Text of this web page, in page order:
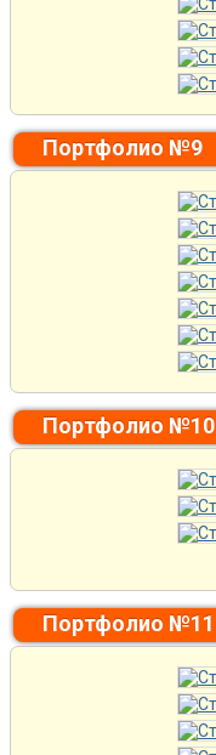
Портфолио №9
Портфолио №10
Портфолио №11